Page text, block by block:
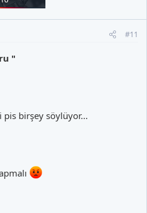
#11
"
pis birşey söylüyor...